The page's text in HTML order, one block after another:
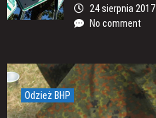
24 sierpnia 2017
No comment
Odzież BHP